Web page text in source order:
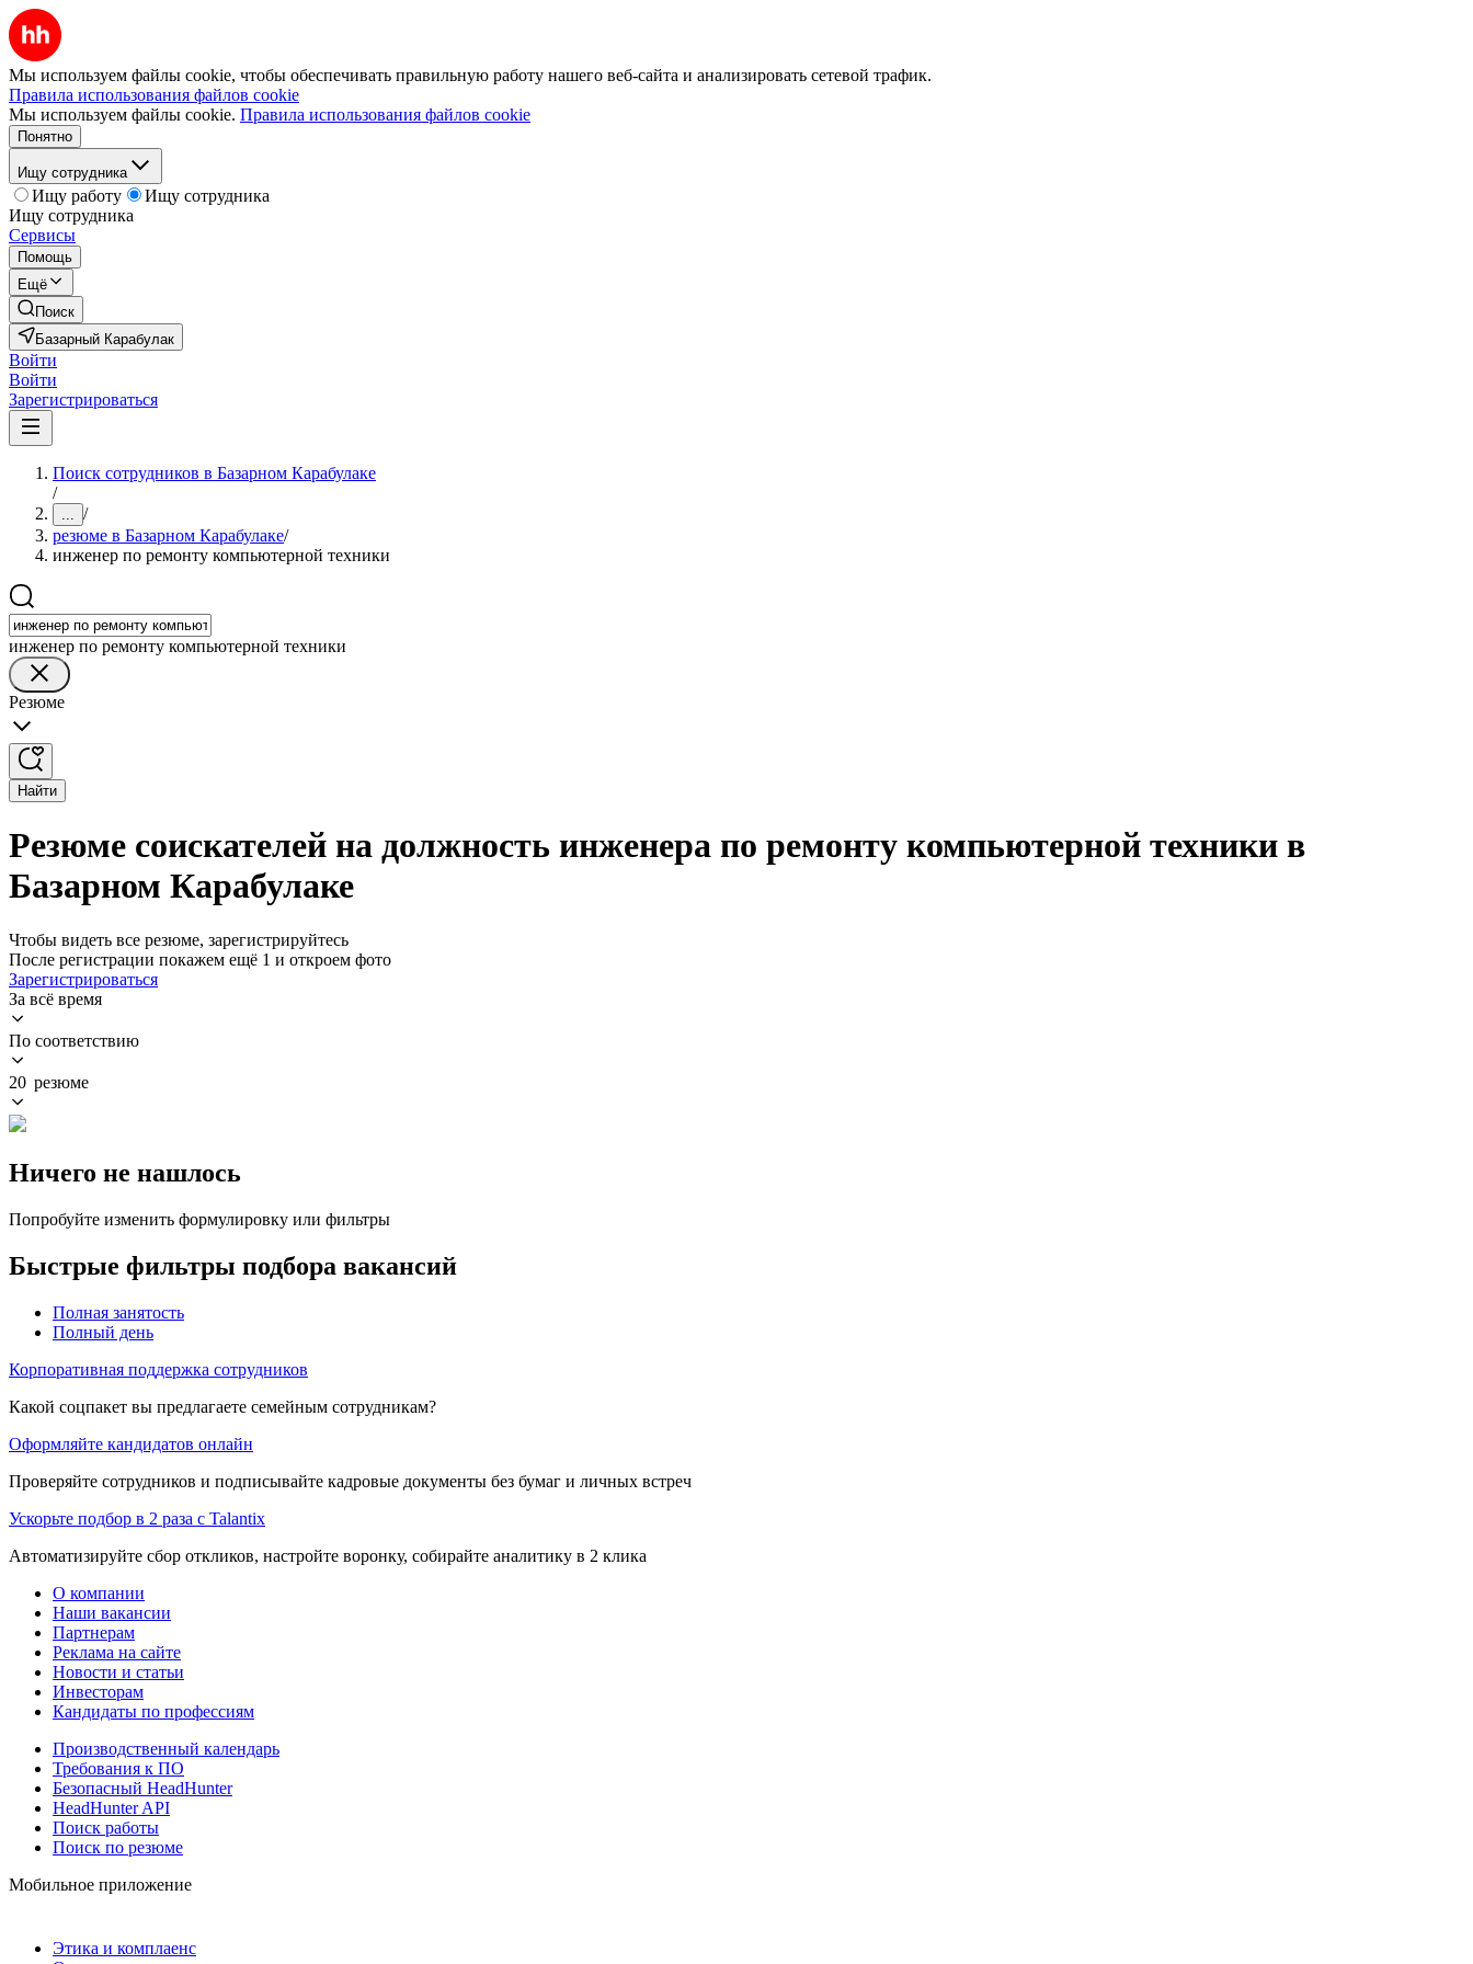
Мы используем файлы cookie, чтобы обеспечивать правильную работу нашего веб-сайта и анализировать сетевой трафик.
Правила использования файлов cookie
Мы используем файлы cookie. Правила использования файлов cookie
Понятно
Ищу сотрудника
Ищу работу
Ищу сотрудника
Ищу сотрудника
Сервисы
Помощь
Ещё
Поиск
Базарный Карабулак
Войти
Войти
Зарегистрироваться
Поиск сотрудников в Базарном Карабулаке
/
... /
резюме в Базарном Карабулаке/
инженер по ремонту компьютерной техники
инженер по ремонту компьютерной техники
Резюме
Найти
Резюме соискателей на должность инженера по ремонту компьютерной техники в
Базарном Карабулаке
Чтобы видеть все резюме, зарегистрируйтесь
После регистрации покажем ещё 1 и откроем фото
Зарегистрироваться
За всё время
По соответствию
20 резюме
Ничего не нашлось
Попробуйте изменить формулировку или фильтры
Быстрые фильтры подбора вакансий
Полная занятость
Полный день
Корпоративная поддержка сотрудников
Какой соцпакет вы предлагаете семейным сотрудникам?
Оформляйте кандидатов онлайн
Проверяйте сотрудников и подписывайте кадровые документы без бумаг и личных встреч
Ускорьте подбор в 2 раза с Talantix
Автоматизируйте сбор откликов, настройте воронку, собирайте аналитику в 2 клика
О компании
Наши вакансии
Партнерам
Реклама на сайте
Новости и статьи
Инвесторам
Кандидаты по профессиям
Производственный календарь
Требования к ПО
Безопасный HeadHunter
HeadHunter API
Поиск работы
Поиск по резюме
Мобильное приложение
Этика и комплаенс